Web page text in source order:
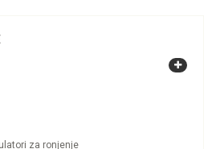
za ronjenje